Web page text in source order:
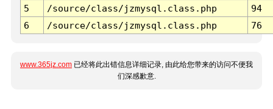
5
/source/class/jzmysql.class.php
94
6
/source/class/jzmysql.class.php 76
www.365jz.com 已经将此出错信息详细记录, 由此给您带来的访问不便我
们深感歉意.